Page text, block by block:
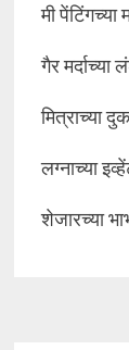
मी
गैर
मित्राच्या
लग्नाच्या
शेजारच्या